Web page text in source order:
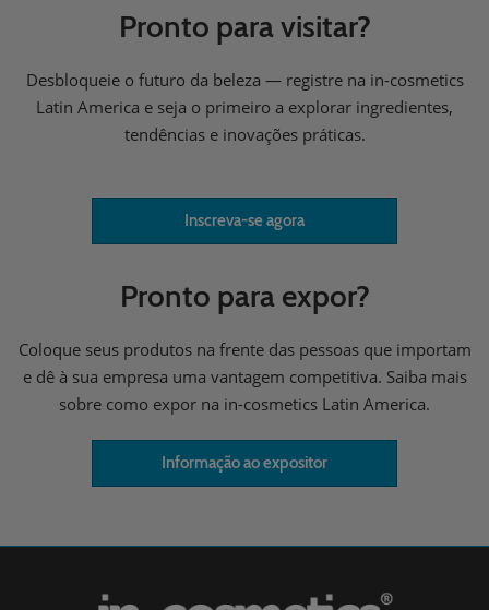
Pronto para visitar?
Desbloqueie o futuro da beleza — registre na in-cosmetics
Latin America e seja o primeiro a explorar ingredientes,
tendências e inovações práticas.
Inscreva-se agora
Pronto para expor?
Coloque seus produtos na frente das pessoas que importam
e dê à sua empresa uma vantagem competitiva. Saiba mais
sobre como expor na in-cosmetics Latin America.
Informação ao expositor